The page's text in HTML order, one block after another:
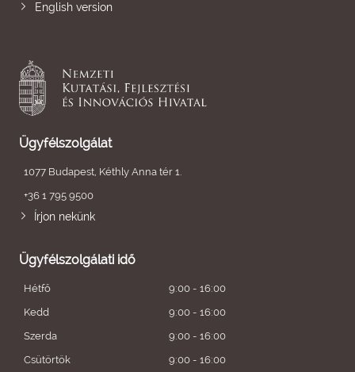
English version
Ügyfélszolgálat
1077 Budapest, Kéthly Anna tér 1.
+36 1 795 9500
Írjon nekünk
Ügyfélszolgálati idő
Hétfő
9:00 - 16:00
Kedd
9:00 - 16:00
Szerda
9:00 - 16:00
Csütörtök
9:00 - 16:00